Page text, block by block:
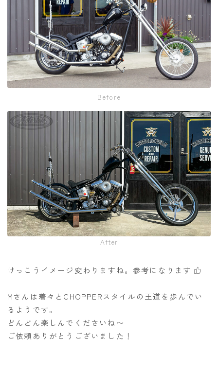
Before
After
けっこうイメージ変わりますね。参考になります
Mさんは着々とCHOPPERスタイルの王道を歩んでい
るようです。
どんどん楽しんでくださいね〜
ご依頼ありがとうございました！